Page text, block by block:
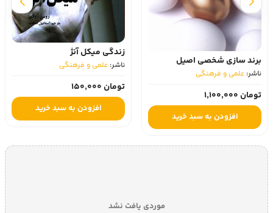
برند سازی شخصی اصیل
ناشر: علمی و فرهنگی
تومان 1,100,000
افزودن به سبد خرید
زندگی میکل آنژ
ناشر: علمی و فرهنگی
تومان 150,000
افزودن به سبد خرید
موردی یافت نشد